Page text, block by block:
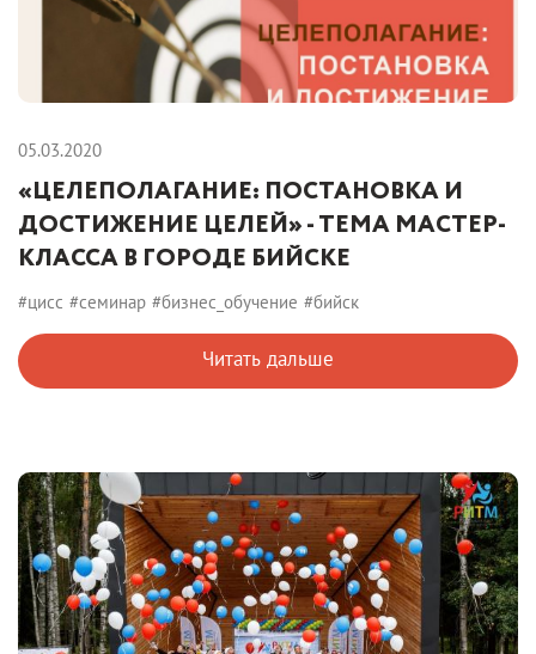
05.03.2020
«ЦЕЛЕПОЛАГАНИЕ: ПОСТАНОВКА И
ДОСТИЖЕНИЕ ЦЕЛЕЙ» - ТЕМА МАСТЕР-
КЛАССА В ГОРОДЕ БИЙСКЕ
#цисс #семинар #бизнес_обучение #бийск
Читать дальше